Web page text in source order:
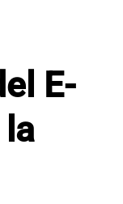
E-